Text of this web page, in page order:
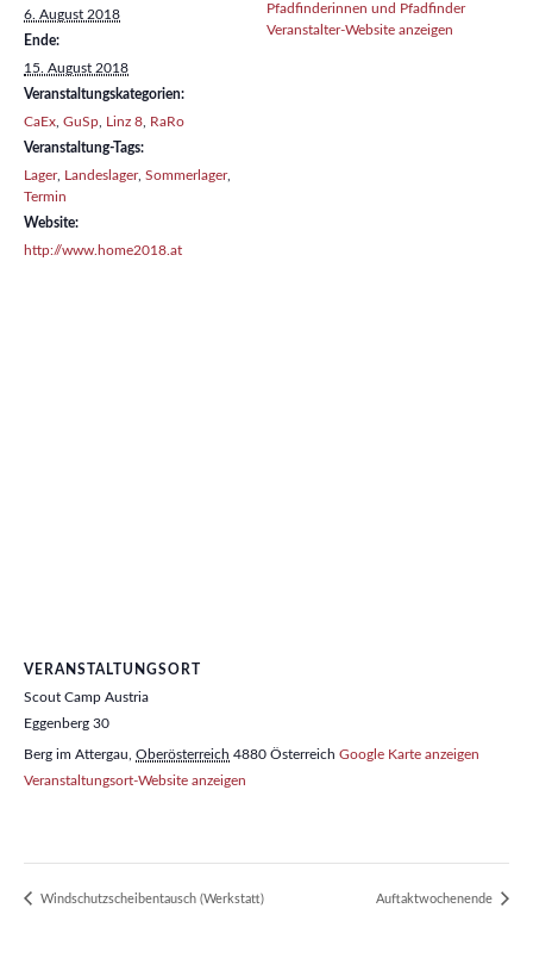
6. August 2018
Ende:
15. August 2018
Veranstaltungskategorien:
CaEx GuSp Linz 8 RaRo
Veranstaltung-Tags:
Lager, Landeslager, Sommerlager,
Termin
Website:
http://www.home2018.at
Pfadfinderinnen und Pfadfinder
Veranstalter-Website anzeigen
VERANSTALTUNGSORT
Scout Camp Austria
Eggenberg 30
Berg im Attergau Oberösterreich 4880 Österreich Google Karte anzeigen
Veranstaltungsort-Website anzeigen
Windschutzscheibentausch (Werkstatt) Auftaktwochenende